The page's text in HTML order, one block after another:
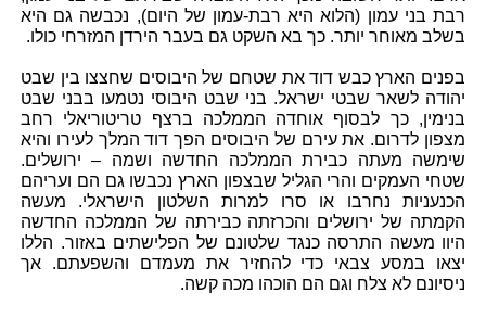
רבת בני עמון (הלוא היא רבת-עמון של היום), נכבשה גם היא
בשלב מאוחר יותר. כך בא השקט גם בעבר הירדן המזרחי כולו.
בפנים הארץ כבש דוד את שטחם של היבוסים שחצצו בין שבט
יהודה לשאר שבטי ישראל. בני שבט היבוסי נטמעו בבני שבט
בנימין, כך לבסוף אוחדה הממלכה ברצף טריטוריאלי רחב
מצפון לדרום. את עירם של היבוסים הפך דוד המלך לעירו והיא
שימשה מעתה כבירת הממלכה החדשה ושמה – ירושלים.
שטחי העמקים והרי הגליל שבצפון הארץ נכבשו גם הם ועריהם
הכנעניות נחרבו או סרו למרות השלטון הישראלי. מעשה
הקמתה של ירושלים והכרזתה כבירתה של הממלכה החדשה
היוו מעשה התרסה כנגד שלטונם של הפלישתים באזור. הללו
יצאו במסע צבאי כדי להחזיר את מעמדם והשפעתם. אך
ניסיונם לא צלח וגם הם הוכהו מכה קשה.